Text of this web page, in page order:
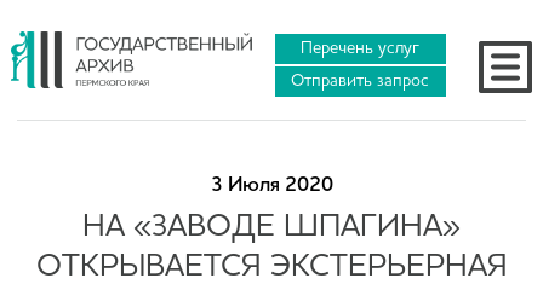
Перечень услуг
Отправить запрос
3 Июля 2020
НА «ЗАВОДЕ ШПАГИНА»
ОТКРЫВАЕТСЯ ЭКСТЕРЬЕРНАЯ